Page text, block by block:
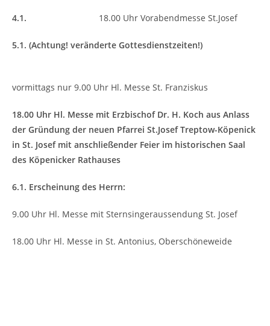
4.1. 18.00 Uhr Vorabendmesse St.Josef
5.1. (Achtung! veränderte Gottesdienstzeiten!)
vormittags nur 9.00 Uhr Hl. Messe St. Franziskus
18.00 Uhr Hl. Messe mit Erzbischof Dr. H. Koch aus Anlass
der Gründung der neuen Pfarrei St.Josef Treptow-Köpenick
in St. Josef mit anschließender Feier im historischen Saal
des Köpenicker Rathauses
6.1. Erscheinung des Herrn:
9.00 Uhr Hl. Messe mit Sternsingeraussendung St. Josef
18.00 Uhr Hl. Messe in St. Antonius, Oberschöneweide